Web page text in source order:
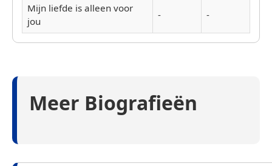
Mijn liefde is alleen voor
jou
- -
Meer Biografieën